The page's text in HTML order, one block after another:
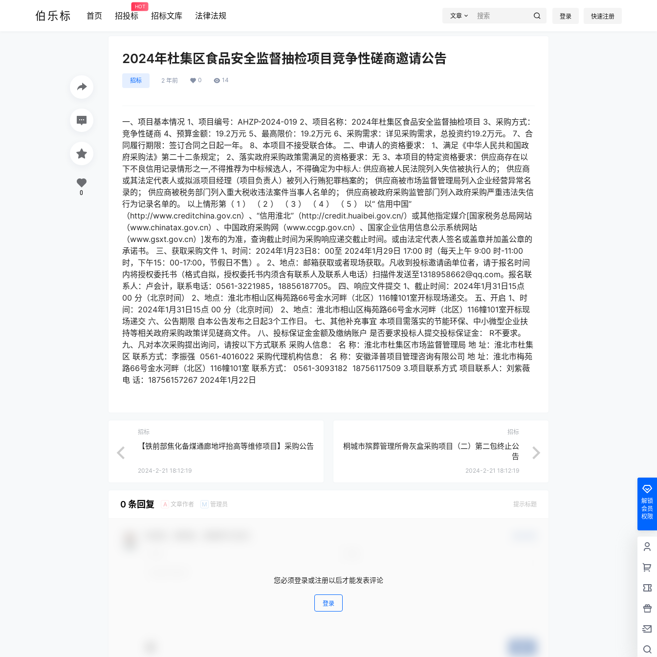
伯乐标 首页 招投标
HOT
招标文库 法律法规 文章 登录 快速注册
2024年杜集区食品安全监督抽检项目竞争性磋商邀请公告
招标 2 年前 0 14
一、项目基本情况 1、项目编号：AHZP-2024-019 2、项目名称：2024年杜集区食品安全监督抽检项目 3、采购方式：
竞争性磋商 4、预算金额：19.2万元 5、最高限价：19.2万元 6、采购需求：详见采购需求，总投资约19.2万元。 7、合
同履行期限：签订合同之日起一年。 8、本项目不接受联合体。 二、申请人的资格要求： 1、满足《中华人民共和国政
府采购法》第二十二条规定； 2、落实政府采购政策需满足的资格要求：无 3、本项目的特定资格要求：供应商存在以
下不良信用记录情形之一,不得推荐为中标候选人，不得确定为中标人: 供应商被人民法院列入失信被执行人的； 供应商
或其法定代表人或拟派项目经理（项目负责人）被列入行贿犯罪档案的； 供应商被市场监督管理局列入企业经营异常名
录的； 供应商被税务部门列入重大税收违法案件当事人名单的； 供应商被政府采购监管部门列入政府采购严重违法失信
行为记录名单的。 以上情形第（ 1 ） （ 2 ） （ 3 ） （ 4 ） （ 5 ） 以“ 信用中国”
（http://www.creditchina.gov.cn）、“信用淮北”（http://credit.huaibei.gov.cn/）或其他指定媒介[国家税务总局网站
（www.chinatax.gov.cn）、中国政府采购网（www.ccgp.gov.cn）、国家企业信用信息公示系统网站
（www.gsxt.gov.cn）]发布的为准，查询截止时间为采购响应递交截止时间。或由法定代表人签名或盖章并加盖公章的
承诺书。 三、获取采购文件 1、时间：2024年1月23日8：00至 2024年1月29日 17:00 时（每天上午 9:00 时-11:00
时，下午15：00-17:00，节假日不售）。 2、地点：邮箱获取或者现场获取。凡收到投标邀请函单位者，请于报名时间
内将授权委托书（格式自拟，授权委托书内须含有联系人及联系人电话）扫描件发送至1318958662@qq.com。报名联
系人：卢会计，联系电话：0561-3221985，18856187705。 四、响应文件提交 1、截止时间：2024年1月31日15点
00 分（北京时间） 2、地点：淮北市相山区梅苑路66号金水河畔（北区）116幢101室开标现场递交。 五、开启 1、时
间：2024年1月31日15点 00 分（北京时间） 2、地点：淮北市相山区梅苑路66号金水河畔（北区）116幢101室开标现
场递交 六、公告期限 自本公告发布之日起3个工作日。 七、其他补充事宜 本项目需落实的节能环保、中小微型企业扶
持等相关政府采购政策详见磋商文件。 八、投标保证金金额及缴纳账户 是否要求投标人提交投标保证金： R不要求。
九、凡对本次采购提出询问，请按以下方式联系 采购人信息： 名 称：淮北市杜集区市场监督管理局 地 址：淮北市杜集
区 联系方式：李振强 0561-4016022 采购代理机构信息： 名 称：安徽泽普项目管理咨询有限公司 地 址：淮北市梅苑
路66号金水河畔（北区）116幢101室 联系方式： 0561-3093182 18756117509 3.项目联系方式 项目联系人：刘紫薇
电 话：18756157267 2024年1月22日
0
招标
【铁前部焦化备煤通廊地坪抬高等维修项目】采购公告
2024-2-21 18:12:19
招标
桐城市殡葬管理所骨灰盒采购项目（二）第二包终止公
告
2024-2-21 18:12:19
0 条回复 A 文章作者 M 管理员 提示标题
您必须登录或注册以后才能发表评论
登录
解锁
会员
权限